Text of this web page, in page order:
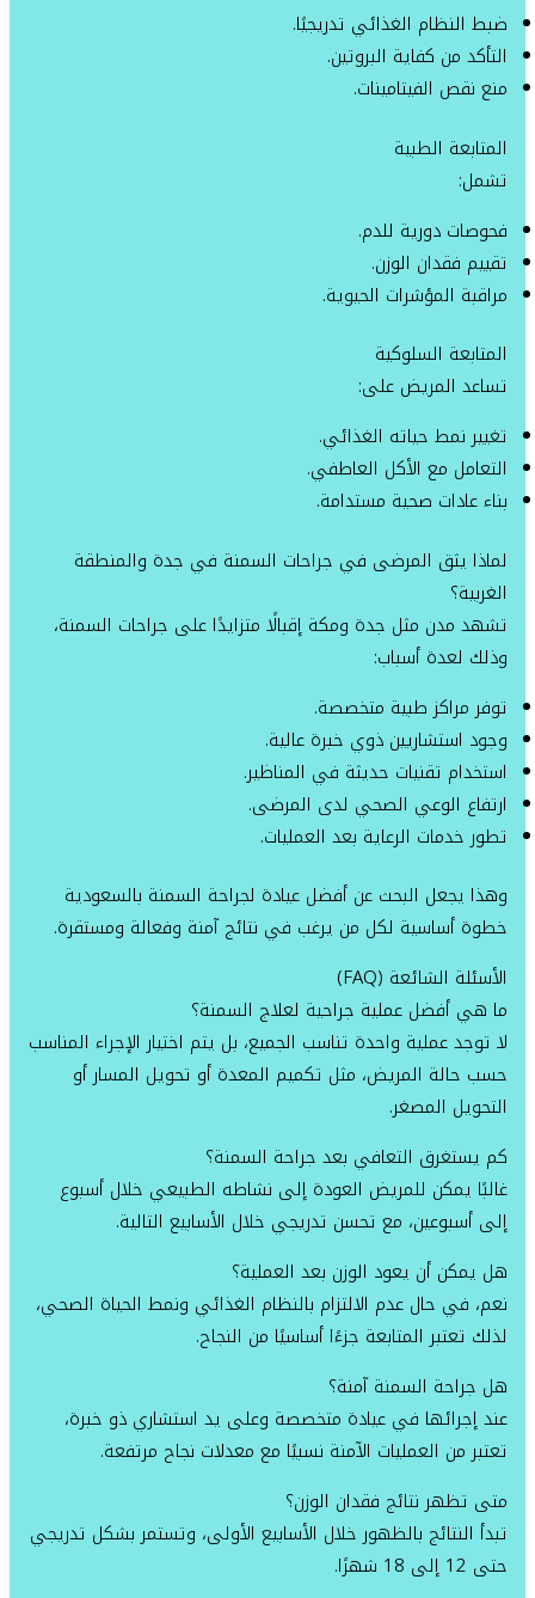
ضبط النظام الغذائي تدريجيًا.
التأكد من كفاية البروتين.
منع نقص الفيتامينات.
المتابعة الطبية
تشمل:
فحوصات دورية للدم.
تقييم فقدان الوزن.
مراقبة المؤشرات الحيوية.
المتابعة السلوكية
تساعد المريض على:
تغيير نمط حياته الغذائي.
التعامل مع الأكل العاطفي.
بناء عادات صحية مستدامة.
لماذا يثق المرضى في جراحات السمنة في جدة والمنطقة
الغربية؟
تشهد مدن مثل جدة ومكة إقبالًا متزايدًا على جراحات السمنة،
وذلك لعدة أسباب:
توفر مراكز طبية متخصصة.
وجود استشاريين ذوي خبرة عالية.
استخدام تقنيات حديثة في المناظير.
ارتفاع الوعي الصحي لدى المرضى.
تطور خدمات الرعاية بعد العمليات.
وهذا يجعل البحث عن أفضل عيادة لجراحة السمنة بالسعودية
خطوة أساسية لكل من يرغب في نتائج آمنة وفعالة ومستقرة.
الأسئلة الشائعة (FAQ)
ما هي أفضل عملية جراحية لعلاج السمنة؟
لا توجد عملية واحدة تناسب الجميع، بل يتم اختيار الإجراء المناسب
حسب حالة المريض، مثل تكميم المعدة أو تحويل المسار أو
التحويل المصغر.
كم يستغرق التعافي بعد جراحة السمنة؟
غالبًا يمكن للمريض العودة إلى نشاطه الطبيعي خلال أسبوع
إلى أسبوعين، مع تحسن تدريجي خلال الأسابيع التالية.
هل يمكن أن يعود الوزن بعد العملية؟
نعم، في حال عدم الالتزام بالنظام الغذائي ونمط الحياة الصحي،
لذلك تعتبر المتابعة جزءًا أساسيًا من النجاح.
هل جراحة السمنة آمنة؟
عند إجرائها في عيادة متخصصة وعلى يد استشاري ذو خبرة،
تعتبر من العمليات الآمنة نسبيًا مع معدلات نجاح مرتفعة.
متى تظهر نتائج فقدان الوزن؟
تبدأ النتائج بالظهور خلال الأسابيع الأولى، وتستمر بشكل تدريجي
حتى 12 إلى 18 شهرًا.